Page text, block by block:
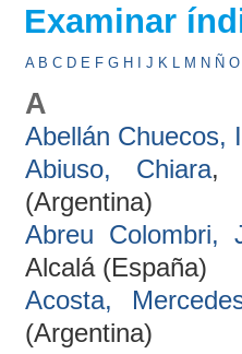
Examinar
A B C D E F G H J K L M N Ñ O
A
Abellán Chuecos,
Abiuso, Chiara,
(Argentina)
Abreu Colombri,
Alcalá (España)
Acosta,
(Argentina)